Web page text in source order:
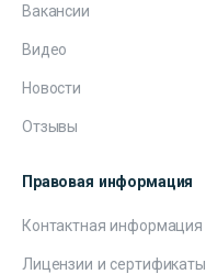
Вакансии
Видео
Новости
Отзывы
Правовая информация
Контактная информация
Лицензии и сертификаты